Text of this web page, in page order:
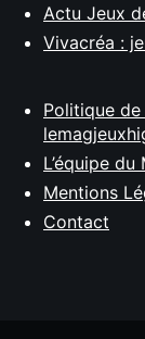
Actu Jeux
Vivacréa :
Politique
L’équipe
Mentions
Contact